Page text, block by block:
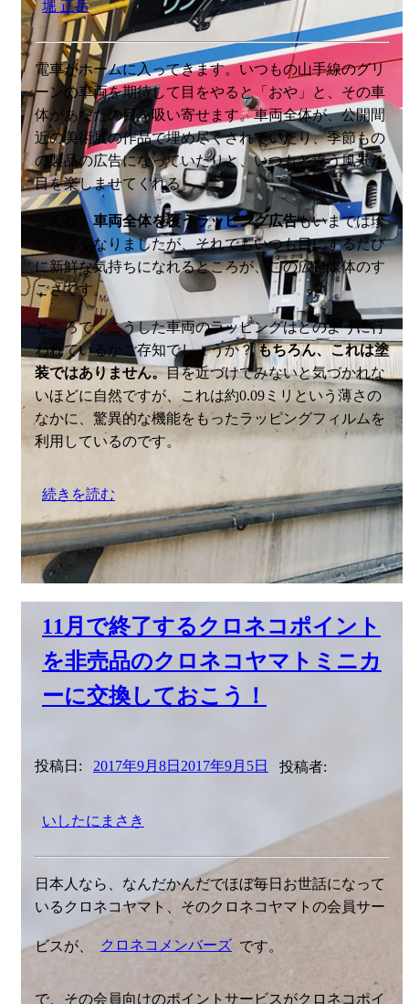
堀 正岳
電車がホームに入ってきます。いつもの山手線のグリ
ーンの車両を期待して目をやると「おや」と、その車
体があなたの目を吸い寄せます。車両全体が、公開間
近の美術展の作品で埋め尽くされていたり、季節もの
の製品の広告になっていたりと、いつもと違う風景が
目を楽しませてくれる。
こんな、車両全体を覆うラッピング広告もいまでは珍
しくなくなりましたが、それでもいつも目にするたび
に新鮮な気持ちになれるところが、この広告媒体のす
ごさです。
ところで、こうした車両のラッピングはどのように行
われているかご存知でしょうか？もちろん、これは塗
装ではありません。目を近づけてみないと気づかれな
いほどに自然ですが、これは約0.09ミリという薄さの
なかに、驚異的な機能をもったラッピングフィルムを
利用しているのです。
続きを読む
11月で終了するクロネコポイント
を非売品のクロネコヤマトミニカ
ーに交換しておこう！
投稿日: 2017年9月8日 2017年9月5日 投稿者:
いしたにまさき
日本人なら、なんだかんだでほぼ毎日お世話になって
いるクロネコヤマト、そのクロネコヤマトの会員サー
ビスが、 クロネコメンバーズ です。
で、その会員向けのポイントサービスがクロネコポイ